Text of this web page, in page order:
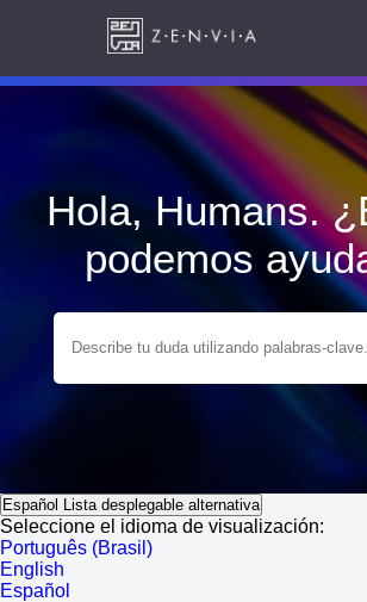
Hola, Humans.
podemos
Español Lista desplegable alternativa
Seleccione el idioma de visualización:
Português (Brasil)
English
Español